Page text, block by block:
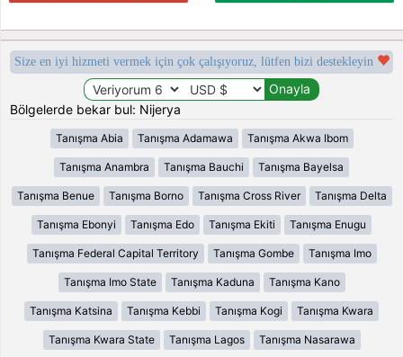
Size en iyi hizmeti vermek için çok çalışıyoruz, lütfen bizi destekleyin
Bölgelerde bekar bul: Nijerya
Tanışma Abia Tanışma Adamawa Tanışma Akwa Ibom
Tanışma Anambra Tanışma Bauchi Tanışma Bayelsa
Tanışma Benue Tanışma Borno Tanışma Cross River Tanışma Delta
Tanışma Ebonyi Tanışma Edo Tanışma Ekiti Tanışma Enugu
Tanışma Federal Capital Territory Tanışma Gombe Tanışma Imo
Tanışma Imo State Tanışma Kaduna Tanışma Kano
Tanışma Katsina Tanışma Kebbi Tanışma Kogi Tanışma Kwara
Tanışma Kwara State Tanışma Lagos Tanışma Nasarawa